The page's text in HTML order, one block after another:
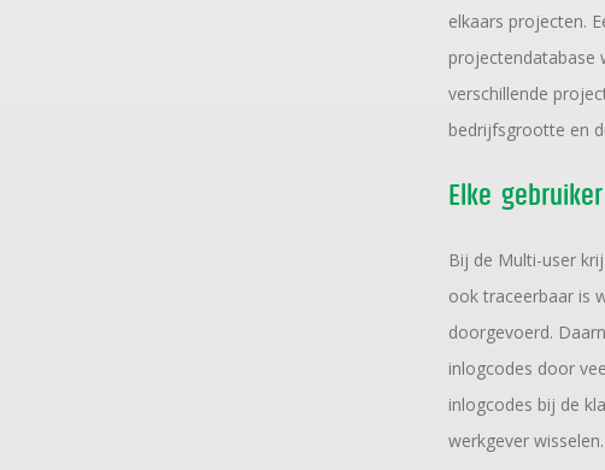
elkaars projecten.
projectendatabase
verschillende
bedrijfsgrootte en
Elke
Bij de Multi-user
ook traceerbaar is
doorgevoerd.
inlogcodes door
inlogcodes bij de
werkgever